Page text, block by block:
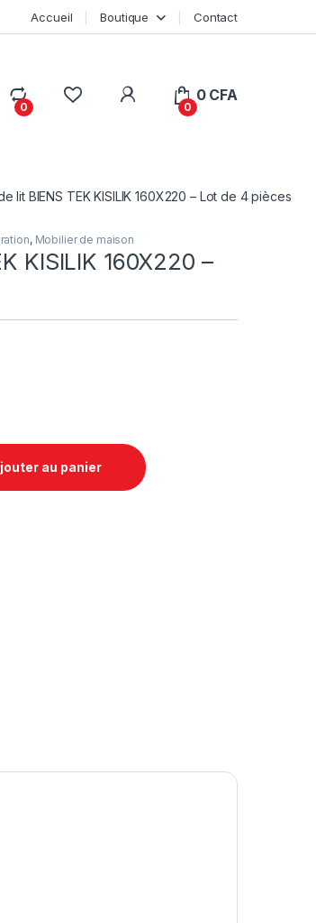
Accueil Boutique Contact
0
My Account
0
0 CFA
lit BIENS TEK KISILIK 160X220 – Lot de 4 pièces
, Mobilier de maison
KISILIK 160X220 –
- Lot de 4 pièces quantity
au panier